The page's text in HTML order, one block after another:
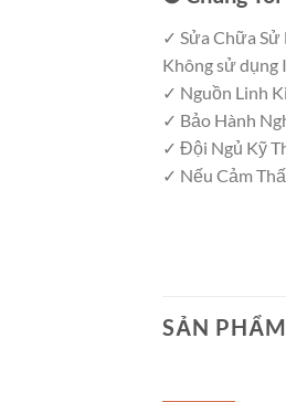
✓ Sửa Chữa Sử
Không sử dụng
✓ Nguồn Linh
✓ Bảo Hành
✓ Đội Ngủ Kỹ
✓ Nếu Cảm
SẢN